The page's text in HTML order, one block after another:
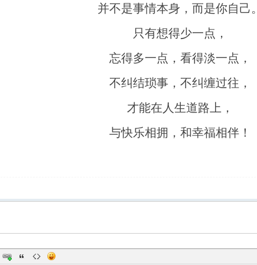
并不是事情本身，而是你自己。
只有想得少一点，
忘得多一点，看得淡一点，
不纠结琐事，不纠缠过往，
才能在人生道路上，
与快乐相拥，和幸福相伴！